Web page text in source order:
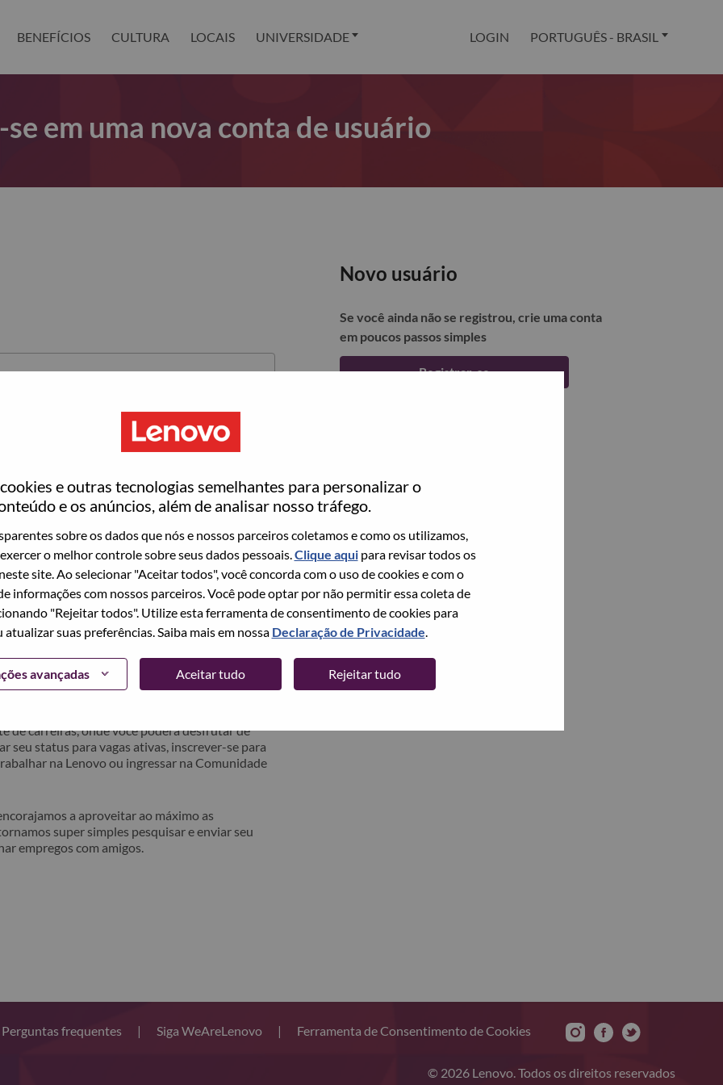
e outras tecnologias semelhantes para personalizar o
e os anúncios, além de analisar nosso tráfego.
sobre os dados que nós e nossos parceiros coletamos e como os utilizamos,
o melhor controle sobre seus dados pessoais.Clique aquipara revisar todos os
site. Ao selecionar "Aceitar todos", você concorda com o uso de cookies e com o
informações com nossos parceiros. Você pode optar por não permitir essa coleta de
"Rejeitar todos". Utilize esta ferramenta de consentimento de cookies para
atualizar suas preferências. Saiba mais em nossa Declaração de Privacidade.
avançadas Aceitar tudo Rejeitar tudo
BENEFÍCIOS CULTURA LOCAIS UNIVERSIDADE LOGIN PORTUGUÊS - BRASIL
em uma nova conta de usuário
no momento, temos seu e-mail salvo em nosso
redefinir e fazer login.
e/ou registrar-se como um novo usuário,
hrsupport@lenovo.com
com os detalhes do seu
de login do candidato" no assunto do e-
contato com você para obter suporte após a
de carreiras, onde você poderá desfrutar de
seu status para vagas ativas, inscrever-se para
na Lenovo ou ingressar na Comunidade
a aproveitar ao máximo as
super simples pesquisar e enviar seu
empregos com amigos.
Novo usuário
Se você ainda não se registrou, crie uma conta
em poucos passos simples
Registrar-se
Perguntas frequentes | Siga WeAreLenovo | Ferramenta de Consentimento de Cookies
© 2026 Lenovo. Todos os direitos reservados